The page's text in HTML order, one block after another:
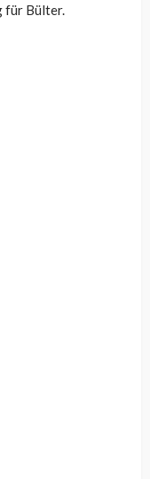
für Bülter.